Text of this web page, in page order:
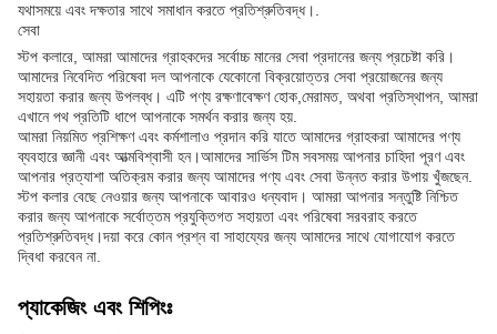
যথাসময়ে এবং দক্ষতার সাথে সমাধান করতে প্রতিশ্রুতিবদ্ধ।.
সেবা
স্টপ কলারে, আমরা আমাদের গ্রাহকদের সর্বোচ্চ মানের সেবা প্রদানের জন্য প্রচেষ্টা করি।
আমাদের নিবেদিত পরিষেবা দল আপনাকে যেকোনো বিক্রয়োত্তর সেবা প্রয়োজনের জন্য
সহায়তা করার জন্য উপলব্ধ। এটি পণ্য রক্ষণাবেক্ষণ হোক,মেরামত, অথবা প্রতিস্থাপন, আমরা
এখানে পথ প্রতিটি ধাপে আপনাকে সমর্থন করার জন্য হয়.
আমরা নিয়মিত প্রশিক্ষণ এবং কর্মশালাও প্রদান করি যাতে আমাদের গ্রাহকরা আমাদের পণ্য
ব্যবহারে জ্ঞানী এবং আত্মবিশ্বাসী হন।আমাদের সার্ভিস টিম সবসময় আপনার চাহিদা পূরণ এবং
আপনার প্রত্যাশা অতিক্রম করার জন্য আমাদের পণ্য এবং সেবা উন্নত করার উপায় খুঁজছেন.
স্টপ কলার বেছে নেওয়ার জন্য আপনাকে আবারও ধন্যবাদ। আমরা আপনার সন্তুষ্টি নিশ্চিত
করার জন্য আপনাকে সর্বোত্তম প্রযুক্তিগত সহায়তা এবং পরিষেবা সরবরাহ করতে
প্রতিশ্রুতিবদ্ধ।দয়া করে কোন প্রশ্ন বা সাহায্যের জন্য আমাদের সাথে যোগাযোগ করতে
দ্বিধা করবেন না.
প্যাকেজিং এবং শিপিংঃ